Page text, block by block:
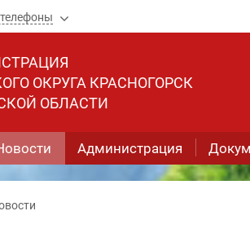
ОКРУГА КРАСНОГОРСК
ОБЛАСТИ
Администрация